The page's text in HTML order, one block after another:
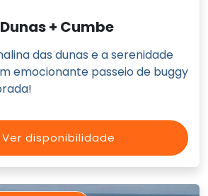
+ Cumbe
das dunas e a serenidade
emocionante passeio de buggy
Ver disponibilidade